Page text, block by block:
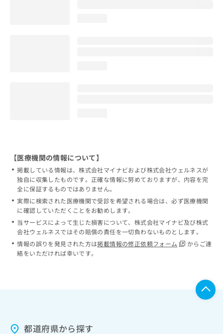
【医療機関の情報について】
掲載している情報は、株式会社マイナビおよび株式会社ウェルネスが
独自に収集したものです。正確な情報に努めておりますが、内容を完
全に保証するものではありません。
実際に検索された医療機関で受診を希望される場合は、必ず医療機関
に確認していただくことをお勧めします。
当サービスによって生じた損害について、株式会社マイナビ及び株式
会社ウェルネスではその賠償の責任を一切負わないものとします。
情報の誤りを発見された方は掲載情報の修正依頼フォーム
からご連
絡をいただければ幸いです。
都道府県から探す